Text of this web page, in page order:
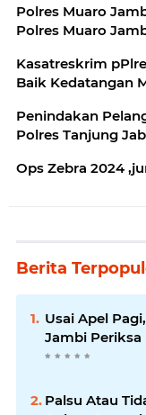
Polres Muaro
Polres Muaro
Kasatreskrim
Baik Kedatangan
Penindakan
Polres Tanjung
Berita
Usai Apel
Jambi Periksa
Palsu Atau